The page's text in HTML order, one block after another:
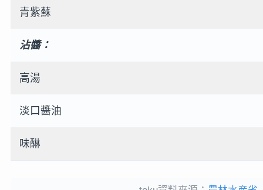
青紫蘇
沾醬：
高湯
淡口醬油
味醂